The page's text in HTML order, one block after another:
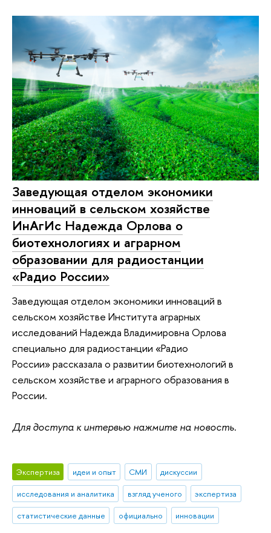
Заведующая отделом экономики
инноваций в сельском хозяйстве
ИнАгИс Надежда Орлова о
биотехнологиях и аграрном
образовании для радиостанции
«Радио России»
Заведующая отделом экономики инноваций в
сельском хозяйстве Института аграрных
исследований Надежда Владимировна Орлова
специально для радиостанции «Радио
России» рассказала о развитии биотехнологий в
сельском хозяйстве и аграрного образования в
России.
Для доступа к интервью нажмите на новость.
Экспертиза идеи и опыт СМИ
дискуссии
исследования и аналитика
взгляд ученого
экспертиза
статистические данные
официально инновации